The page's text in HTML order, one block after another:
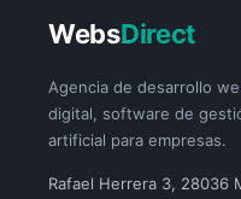
WebsDirect
Agencia de desarrollo
digital, software de
artificial para empresas.
Rafael Herrera 3, 28036